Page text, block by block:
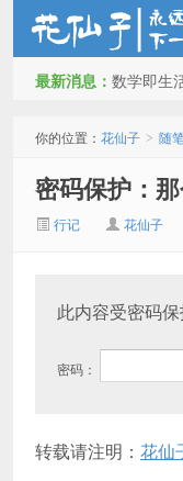
最新消息： 数学即生
你的位置： 花仙子 > 随
密码保护：
行记 花仙子
此内容受密码
密码：
转载请注明： 花仙